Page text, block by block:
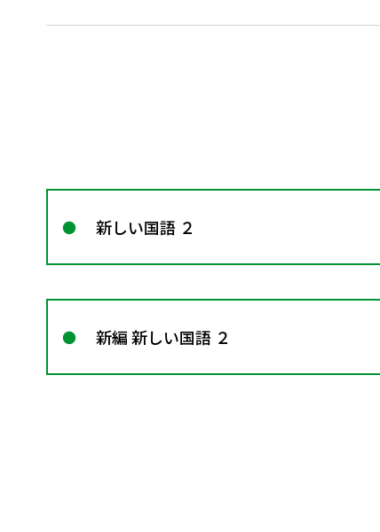
新しい国語 ２
新編 新しい国語 ２